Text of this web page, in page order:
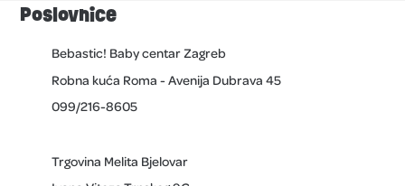
Poslovnice
Bebastic! Baby centar Zagreb
Robna kuća Roma - Avenija Dubrava 45
099/216-8605
Trgovina Melita Bjelovar